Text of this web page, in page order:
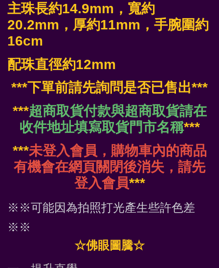
主珠長約14.9mm，寬約
20.2mm ，厚約11mm ，手腕圍約
16cm
配珠直徑約12mm
***下單前請先詢問是否已售出***
***超商取貨付款與超商取貨請在
收件地址填寫取貨門市名稱***
***未登入會員，購物車內的商品
有機會在網頁關閉後消失，請先
登入會員***
※※可能因為拍照打光產生些許色差
※※
☆佛眼圖騰☆